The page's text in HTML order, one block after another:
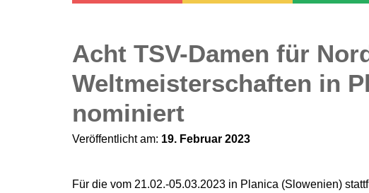
Acht TSV-Damen für
Weltmeisterschaften in
nominiert
Veröffentlicht am: 19. Februar 2023
Für die vom 21.02.-05.03.2023 in Planica (Slowenien)